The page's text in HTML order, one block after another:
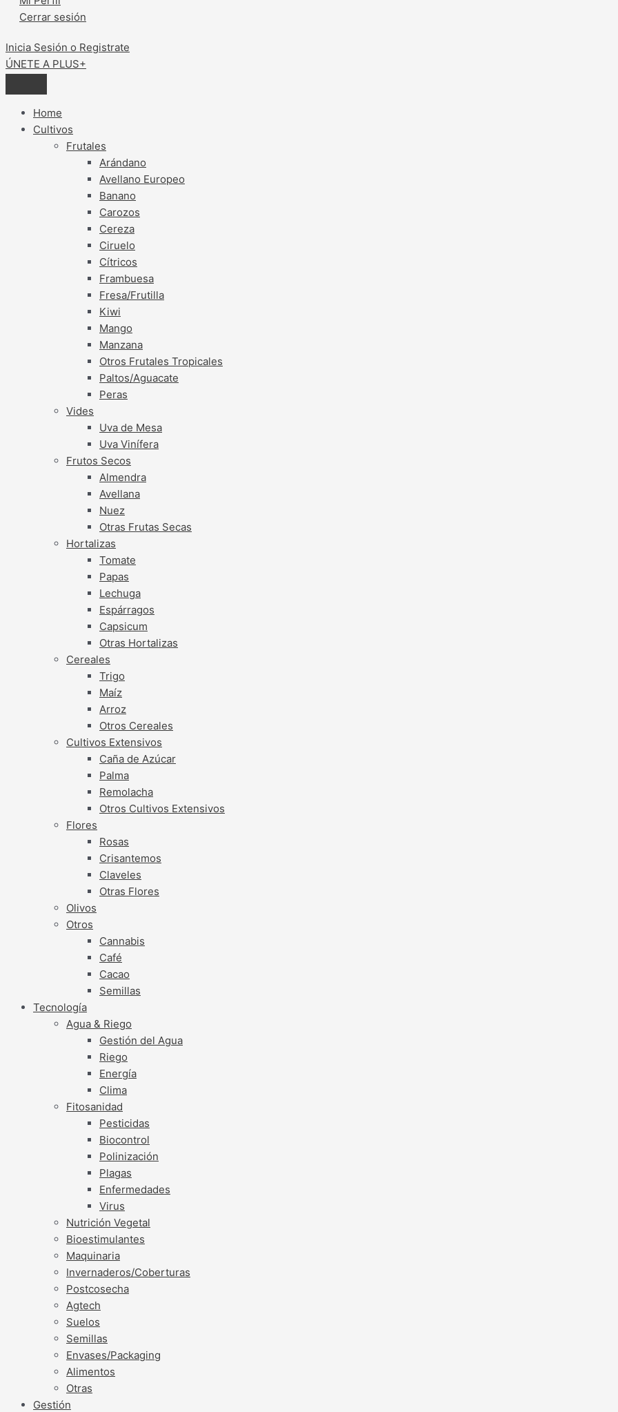
Cerrar sesión
Inicia Sesión o Registrate
ÚNETE A PLUS+
Home
Cultivos
Frutales
Arándano
Avellano Europeo
Banano
Carozos
Cereza
Ciruelo
Cítricos
Frambuesa
Fresa/Frutilla
Kiwi
Mango
Manzana
Otros Frutales Tropicales
Paltos/Aguacate
Peras
Vides
Uva de Mesa
Uva Vinífera
Frutos Secos
Almendra
Avellana
Nuez
Otras Frutas Secas
Hortalizas
Tomate
Papas
Lechuga
Espárragos
Capsicum
Otras Hortalizas
Cereales
Trigo
Maíz
Arroz
Otros Cereales
Cultivos Extensivos
Caña de Azúcar
Palma
Remolacha
Otros Cultivos Extensivos
Flores
Rosas
Crisantemos
Claveles
Otras Flores
Olivos
Otros
Cannabis
Café
Cacao
Semillas
Tecnología
Agua & Riego
Gestión del Agua
Riego
Energía
Clima
Fitosanidad
Pesticidas
Biocontrol
Polinización
Plagas
Enfermedades
Virus
Nutrición Vegetal
Bioestimulantes
Maquinaria
Invernaderos/Coberturas
Postcosecha
Agtech
Suelos
Semillas
Envases/Packaging
Alimentos
Otras
Gestión
principales